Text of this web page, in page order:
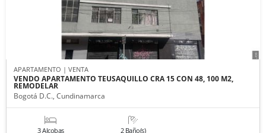
APARTAMENTO | VENTA
VENDO APARTAMENTO TEUSAQUILLO CRA 15 CON 48, 100 M2,
REMODELAR
Bogotá D.C., Cundinamarca
3 Alcobas 2 Baño(s)